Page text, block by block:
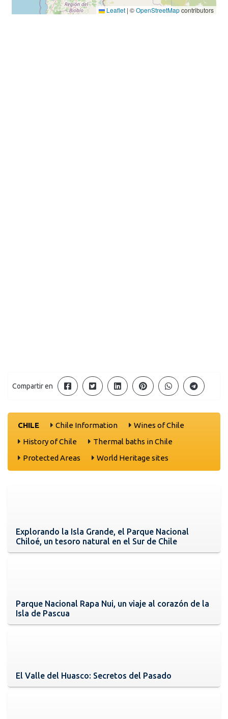
Leaflet | ©OpenStreetMapcontributors
Compartir en
CHILE Chile Information
Wines of Chile
History of Chile
Thermal baths in Chile
Protected Areas
World Heritage sites
Explorando la Isla Grande, el Parque Nacional
Chiloé, un tesoro natural en el Sur de Chile
Parque Nacional Rapa Nui, un viaje al corazón de la
Isla de Pascua
El Valle del Huasco: Secretos del Pasado